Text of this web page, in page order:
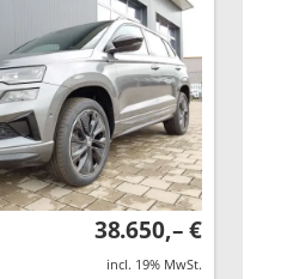
38.650,– €
incl. 19% MwSt.